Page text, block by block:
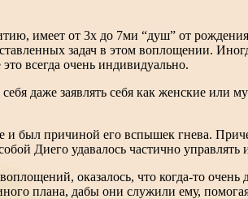
имеет от 3х до 7ми “душ” от
задач в этом воплощении.
всегда очень индивидуально.
даже заявлять себя как женские
был причиной его вспышек гнева.
Диего удавалось частично управлять
оказалось, что когда-то
плана, дабы они служили ему,